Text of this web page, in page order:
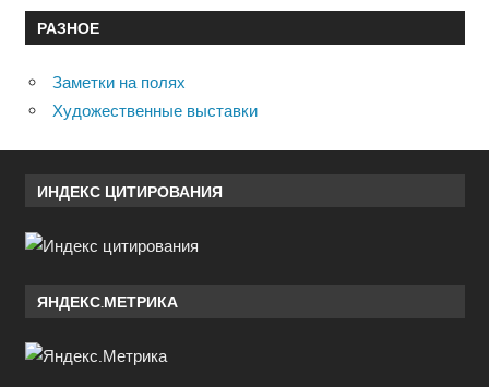
РАЗНОЕ
Заметки на полях
Художественные выставки
ИНДЕКС ЦИТИРОВАНИЯ
ЯНДЕКС.МЕТРИКА